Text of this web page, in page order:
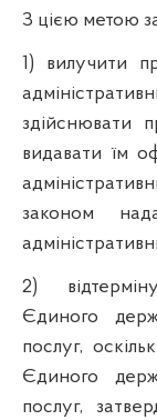
З цією метою
1) вилучити
здійснювати
видавати їм
законом
2)
Єдиного
послуг,
Єдиного
послуг,